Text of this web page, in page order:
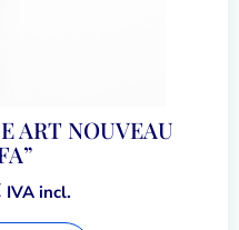
ART NOUVEAU
IVA incl.